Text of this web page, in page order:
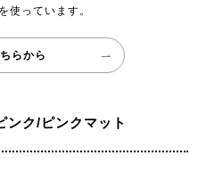
使っています。
らから
ク/ピンクマット